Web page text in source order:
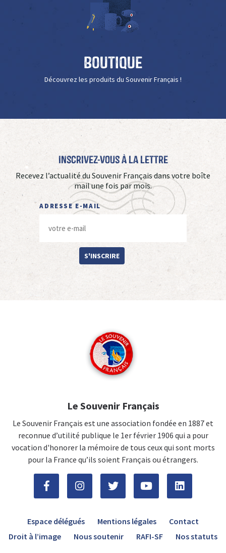
Boutique
Découvrez les produits du Souvenir Français !
Inscrivez-vous à La Lettre
Recevez l’actualité du Souvenir Français dans votre boîte
mail une fois par mois.
ADRESSE E-MAIL
S'INSCRIRE
Le Souvenir Français
Le Souvenir Français est une association fondée en 1887 et
reconnue d’utilité publique le 1er février 1906 qui a pour
vocation d'honorer la mémoire de tous ceux qui sont morts
pour la France qu’ils soient Français ou étrangers.
Espace délégués Mentions légales
Contact
Droit à l’image
Nous soutenir RAFI-SF Nos statuts